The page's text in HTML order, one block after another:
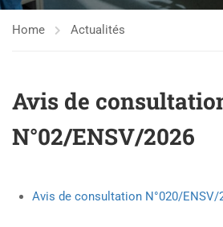
Home Actualités
Avis de
N°02/ENSV/2026
Avis de consultation N°020/ENSV/